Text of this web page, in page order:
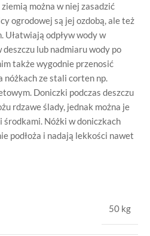
można w niej zasadzić
ogrodowej są jej ozdobą, ale też
odpływ wody w
lub nadmiaru wody po
także wygodnie przenosić
nóżkach ze stali corten np.
Doniczki podczas deszczu
rdzawe ślady, jednak można je
środkami. Nóżki w doniczkach
podłoża i nadają lekkości nawet
50 kg